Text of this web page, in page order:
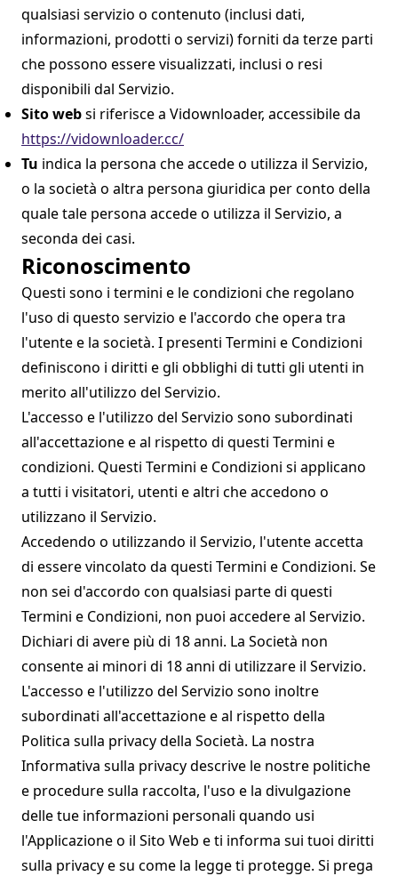
qualsiasi servizio o contenuto (inclusi dati,
informazioni, prodotti o servizi) forniti da terze parti
che possono essere visualizzati, inclusi o resi
disponibili dal Servizio.
Sito websi riferisce a Vidownloader, accessibile da
https://vidownloader.cc/
Tu indica la persona che accede o utilizza il Servizio,
o la società o altra persona giuridica per conto della
quale tale persona accede o utilizza il Servizio, a
seconda dei casi.
Riconoscimento
Questi sono i termini e le condizioni che regolano
l'uso di questo servizio e l'accordo che opera tra
l'utente e la società. I presenti Termini e Condizioni
definiscono i diritti e gli obblighi di tutti gli utenti in
merito all'utilizzo del Servizio.
L'accesso e l'utilizzo del Servizio sono subordinati
all'accettazione e al rispetto di questi Termini e
condizioni. Questi Termini e Condizioni si applicano
a tutti i visitatori, utenti e altri che accedono o
utilizzano il Servizio.
Accedendo o utilizzando il Servizio, l'utente accetta
di essere vincolato da questi Termini e Condizioni. Se
non sei d'accordo con qualsiasi parte di questi
Termini e Condizioni, non puoi accedere al Servizio.
Dichiari di avere più di 18 anni. La Società non
consente ai minori di 18 anni di utilizzare il Servizio.
L'accesso e l'utilizzo del Servizio sono inoltre
subordinati all'accettazione e al rispetto della
Politica sulla privacy della Società. La nostra
Informativa sulla privacy descrive le nostre politiche
e procedure sulla raccolta, l'uso e la divulgazione
delle tue informazioni personali quando usi
l'Applicazione o il Sito Web e ti informa sui tuoi diritti
sulla privacy e su come la legge ti protegge. Si prega